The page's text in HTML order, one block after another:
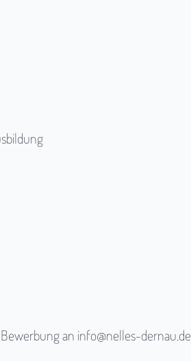
an info@nelles-dernau.de